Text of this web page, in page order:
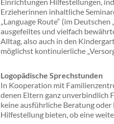
Erzieherinnen inhaltliche
„Language Route“ (im
ausgefeiltes und vielfach
Alltag, also auch in den
möglichst kontinuierliche
Logopädische Sprechstunden
In Kooperation mit
denen Eltern ganz unverbindlich
keine ausführliche Beratung
Hilfestellung bieten, ob eine